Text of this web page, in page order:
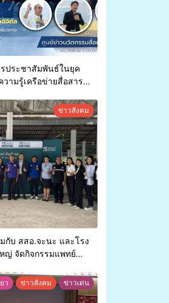
ประชาสัมพันธ์ในยุค
วามรู้เครือข่ายสื่อสาร
องมหาวิทยาลัยข่าวสังคม
กับ สสอ.จะนะ และโรง
ญ่ จัดกิจกรรมแพทย์
ว ข่าวสังคม ข่าวเด่น